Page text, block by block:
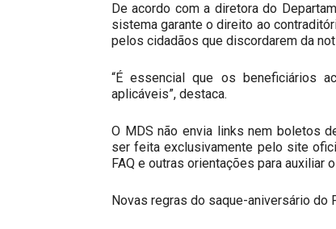
De acordo com a diretora do
sistema garante o direito ao
pelos cidadãos que discordarem da
“É essencial que os beneficiários
aplicáveis”, destaca.
O MDS não envia links nem boletos
ser feita exclusivamente pelo site
FAQ e outras orientações para auxiliar
Novas regras do saque-aniversário do